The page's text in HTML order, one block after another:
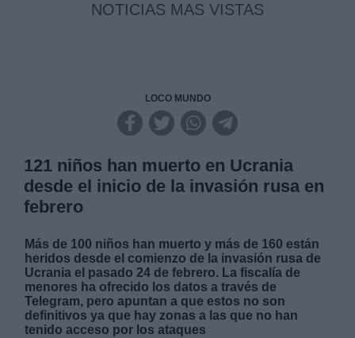
NOTICIAS MAS VISTAS
LOCO MUNDO
121 niños han muerto en Ucrania
desde el inicio de la invasión rusa en
febrero
Más de 100 niños han muerto y más de 160 están
heridos desde el comienzo de la invasión rusa de
Ucrania el pasado 24 de febrero. La fiscalía de
menores ha ofrecido los datos a través de
Telegram, pero apuntan a que estos no son
definitivos ya que hay zonas a las que no han
tenido acceso por los ataques